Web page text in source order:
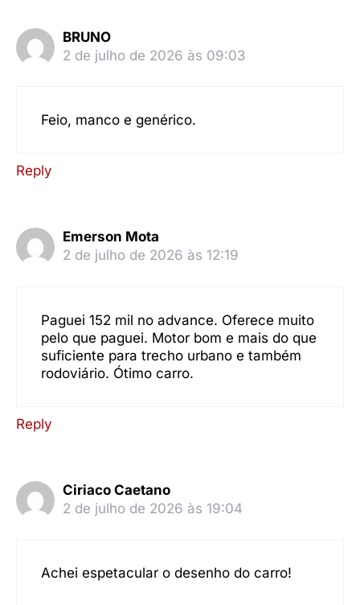
BRUNO
2 de julho de 2026 às 09:03
Feio, manco e genérico.
Reply
Emerson Mota
2 de julho de 2026 às 12:19
Paguei 152 mil no advance. Oferece muito
pelo que paguei. Motor bom e mais do que
suficiente para trecho urbano e também
rodoviário. Ótimo carro.
Reply
Ciriaco Caetano
2 de julho de 2026 às 19:04
Achei espetacular o desenho do carro!